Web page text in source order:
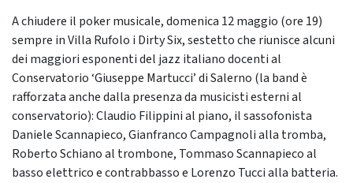
A chiudere il poker musicale, domenica 12 maggio (ore 19)
sempre in Villa Rufolo i Dirty Six, sestetto che riunisce alcuni
dei maggiori esponenti del jazz italiano docenti al
Conservatorio ‘Giuseppe Martucci’ di Salerno (la band è
rafforzata anche dalla presenza da musicisti esterni al
conservatorio): Claudio Filippini al piano, il sassofonista
Daniele Scannapieco, Gianfranco Campagnoli alla tromba,
Roberto Schiano al trombone, Tommaso Scannapieco al
basso elettrico e contrabbasso e Lorenzo Tucci alla batteria.